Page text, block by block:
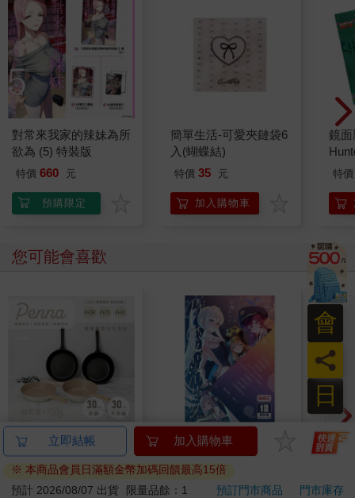
對常來我家的辣妹為所
欲為 (5) 特裝版
特價 660 元
預購限定
簡單生活-可愛夾鏈袋6
入(蝴蝶結)
特價 35 元
加入購物車
鏡
特價
您可能會喜歡
【KINYO】Penna系
列-輕量高效導熱不沾
平煎鍋30cm
折 特價 999 元
水平檔案-色・愛・
落・夢-總集篇
特價 480 元
立即結帳 加入購物車
※ 本商品會員日滿額金幣加碼回饋最高15倍
預計 2026/08/07 出貨
限量品餘：1 預訂門市商品
門市庫存
日
員
會